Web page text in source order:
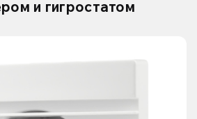
и гигростатом